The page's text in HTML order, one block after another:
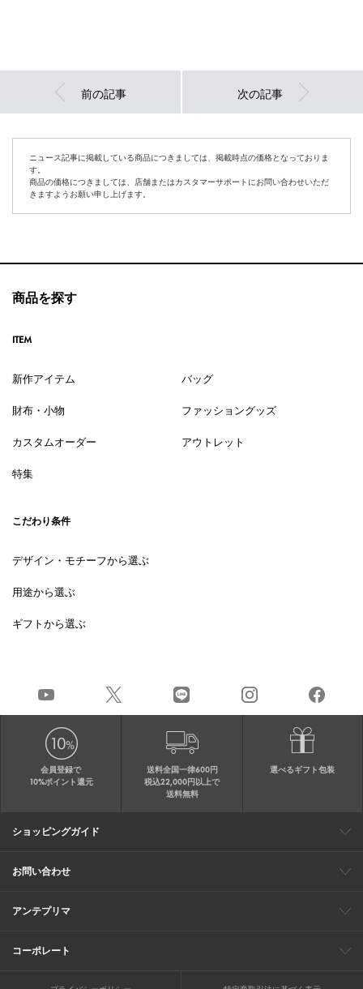
前の記事 次の記事
ニュース記事に掲載している商品につきましては、掲載時点の価格となっておりま
す。
商品の価格につきましては、店舗またはカスタマーサポートにお問い合わせいただ
きますようお願い申し上げます。
商品を探す
ITEM
新作アイテム バッグ
財布・小物 ファッショングッズ
カスタムオーダー アウトレット
特集
こだわり条件
デザイン・モチーフから選ぶ
用途から選ぶ
ギフトから選ぶ
会員登録で
10%ポイント還元
送料全国一律600円
税込22,000円以上で
送料無料
選べるギフト包装
ショッピングガイド
会員特典
ご購入・配送について
返品について
ギフト包装
FAQ
サイトマップ
お問い合わせ
メールでのお問い合わせ
お修理についてのお問い合わせ
アンテプリマ
ブランドサイト
ショップリスト
ワイヤーバッグについて
特集
オンラインストアニュース
コーポレート